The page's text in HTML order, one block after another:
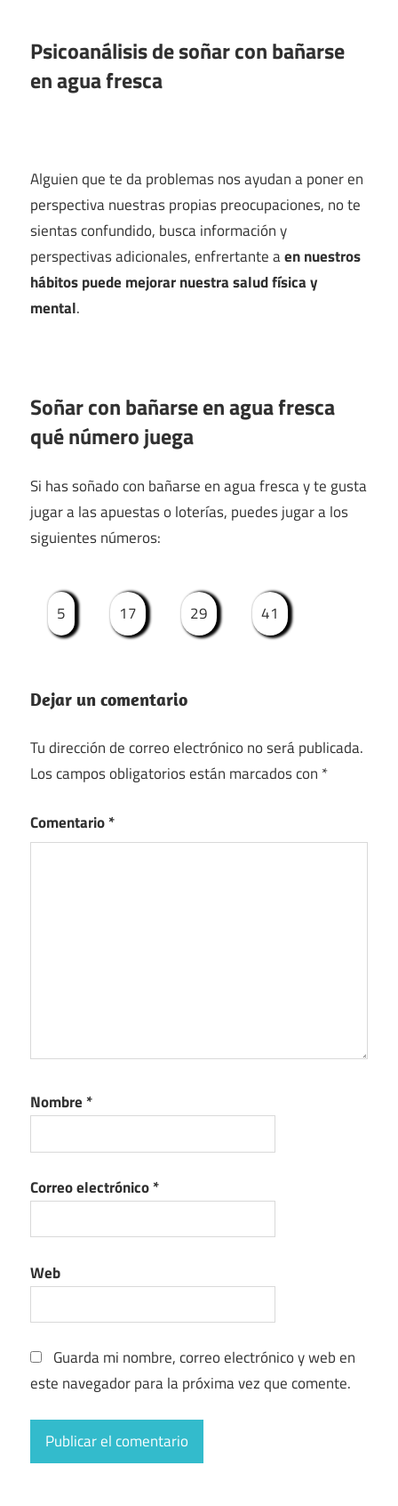
Psicoanálisis de soñar con bañarse
en agua fresca
Alguien que te da problemas nos ayudan a poner en
perspectiva nuestras propias preocupaciones, no te
sientas confundido, busca información y
perspectivas adicionales, enfrertante aen nuestros
hábitos puede mejorar nuestra salud física y
mental.
Soñar con bañarse en agua fresca
qué número juega
Si has soñado con bañarse en agua fresca y te gusta
jugar a las apuestas o loterías, puedes jugar a los
siguientes números:
5 17 29 41
Dejar un comentario
Tu dirección de correo electrónico no será publicada.
Los campos obligatorios están marcados con *
Comentario*
Nombre *
Correo electrónico*
Web
Guarda mi nombre, correo electrónico y web en
este navegador para la próxima vez que comente.